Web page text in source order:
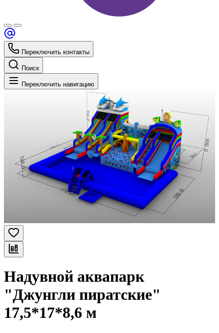
Переключить контакты
Поиск
Переключить навигацию
Надувной аквапарк
"Джунгли пиратские"
17,5*17*8,6 м